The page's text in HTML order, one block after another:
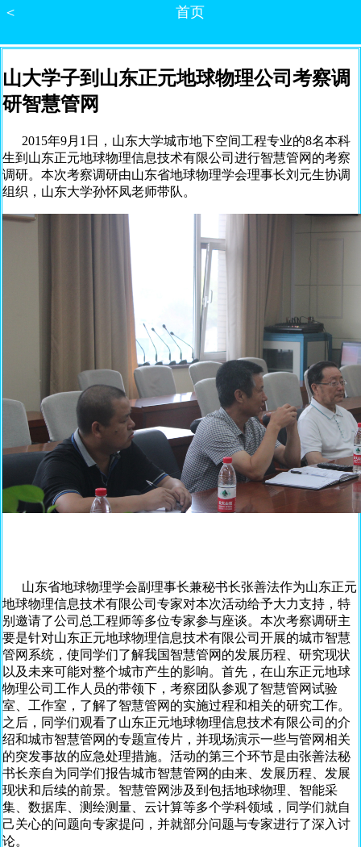
＜ 首页
山大学子到山东正元地球物理公司考察调
研智慧管网
2015年9月1日，山东大学城市地下空间工程专业的8名本科
生到山东正元地球物理信息技术有限公司进行智慧管网的考察
调研。本次考察调研由山东省地球物理学会理事长刘元生协调
组织，山东大学孙怀凤老师带队。
山东省地球物理学会副理事长兼秘书长张善法作为山东正元
地球物理信息技术有限公司专家对本次活动给予大力支持，特
别邀请了公司总工程师等多位专家参与座谈。本次考察调研主
要是针对山东正元地球物理信息技术有限公司开展的城市智慧
管网系统，使同学们了解我国智慧管网的发展历程、研究现状
以及未来可能对整个城市产生的影响。首先，在山东正元地球
物理公司工作人员的带领下，考察团队参观了智慧管网试验
室、工作室，了解了智慧管网的实施过程和相关的研究工作。
之后，同学们观看了山东正元地球物理信息技术有限公司的介
绍和城市智慧管网的专题宣传片，并现场演示一些与管网相关
的突发事故的应急处理措施。活动的第三个环节是由张善法秘
书长亲自为同学们报告城市智慧管网的由来、发展历程、发展
现状和后续的前景。智慧管网涉及到包括地球物理、智能采
集、数据库、测绘测量、云计算等多个学科领域，同学们就自
己关心的问题向专家提问，并就部分问题与专家进行了深入讨
论。